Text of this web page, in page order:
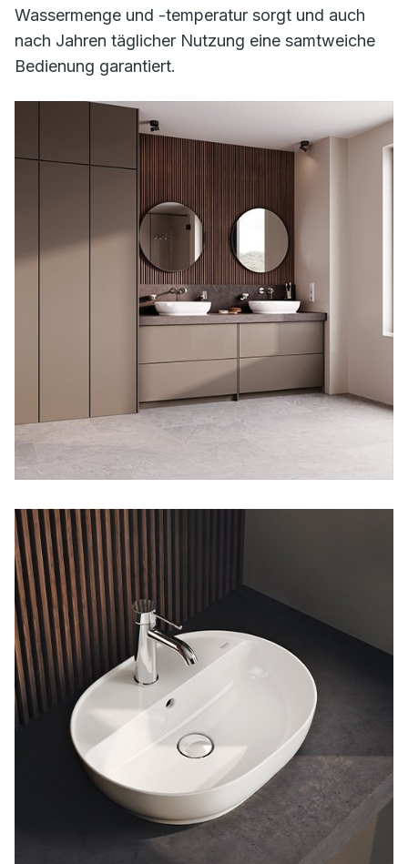
Wassermenge und -temperatur sorgt und auch
nach Jahren täglicher Nutzung eine samtweiche
Bedienung garantiert.